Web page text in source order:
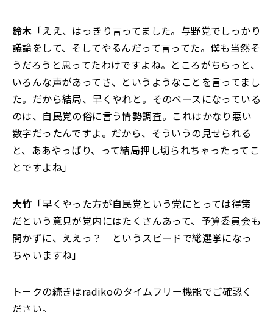
鈴木 「ええ、はっきり言ってました。与野党でしっかり
議論をして、そしてやるんだって言ってた。僕も当然そ
うだろうと思ってたわけですよね。ところがちらっと、
いろんな声があってさ、というようなことを言ってまし
た。だから結局、早くやれと。そのベースになっている
のは、自民党の俗に言う情勢調査。これはかなり悪い
数字だったんですよ。だから、そういうの見せられる
と、ああやっぱり、って結局押し切られちゃったってこ
とですよね」
大竹 「早くやった方が自民党という党にとっては得策
だという意見が党内にはたくさんあって、予算委員会も
開かずに、ええっ？ というスピードで総選挙になっ
ちゃいますね」
トークの続きはradikoのタイムフリー機能でご確認く
ださい。